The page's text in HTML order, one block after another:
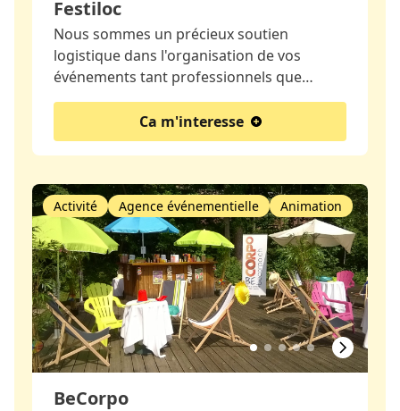
Festiloc
Nous sommes un précieux soutien
logistique dans l'organisation de vos
événements tant professionnels que…
Ca m'interesse
BeCorpo
Activité Agence événementielle Animation